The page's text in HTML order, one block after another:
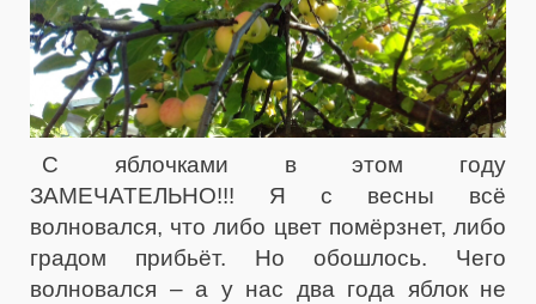
С яблочками в этом году
ЗАМЕЧАТЕЛЬНО!!! Я с весны всё
волновался, что либо цвет помёрзнет, либо
градом прибьёт. Но обошлось. Чего
волновался – а у нас два года яблок не